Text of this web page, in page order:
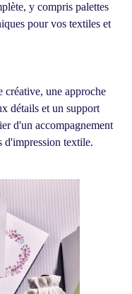
y compris palettes
pour vos textiles et
créative, une approche
détails et un support
d'un accompagnement
d'impression textile.